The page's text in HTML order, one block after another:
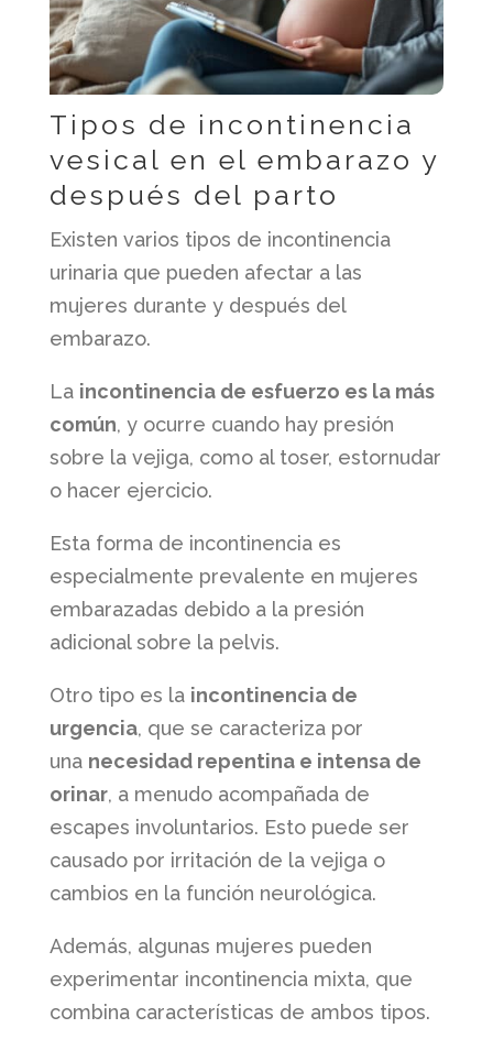
Tipos de incontinencia
vesical en el embarazo y
después del parto
Existen varios tipos de incontinencia
urinaria que pueden afectar a las
mujeres durante y después del
embarazo.
La incontinencia de esfuerzo es la más
común, y ocurre cuando hay presión
sobre la vejiga, como al toser, estornudar
o hacer ejercicio.
Esta forma de incontinencia es
especialmente prevalente en mujeres
embarazadas debido a la presión
adicional sobre la pelvis.
Otro tipo es la incontinencia de
urgencia, que se caracteriza por
una necesidad repentina e intensa de
orinar, a menudo acompañada de
escapes involuntarios. Esto puede ser
causado por irritación de la vejiga o
cambios en la función neurológica.
Además, algunas mujeres pueden
experimentar incontinencia mixta, que
combina características de ambos tipos.